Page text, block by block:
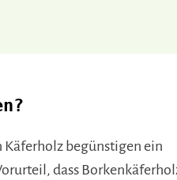
Käferholz begünstigen ein
dass